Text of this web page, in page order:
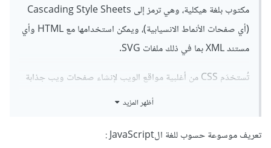
مكتوب بلغة هيكلية، وهي ترمز إلى Cascading Style Sheets
(أي صفحات الأنماط الانسيابية)، ويمكن استخدامها مع HTML وأي
مستند XML بما في ذلك ملفات SVG.
تُستخدَم CSS من أغلبية مواقع الويب لإنشاء صفحات ويب جذابة
وواجهات سهلة الاستخدام لتطبيقات الويب، وتُستعمَل عادةً مع
أظهر المزيد
تعريف موسوعة حسوب للغة الJavaScript :